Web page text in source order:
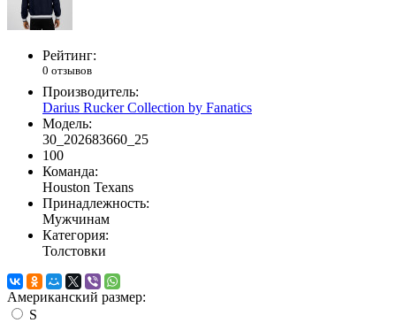
Рейтинг:
0 отзывов
Производитель:
Darius Rucker Collection by Fanatics
Модель:
30_202683660_25
100
Команда:
Houston Texans
Принадлежность:
Мужчинам
Категория:
Толстовки
Американский размер:
S